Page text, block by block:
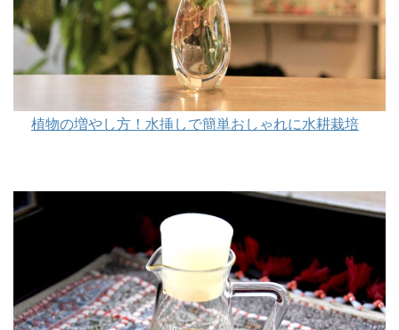
植物の増やし方！水挿しで簡単おしゃれに水耕栽培